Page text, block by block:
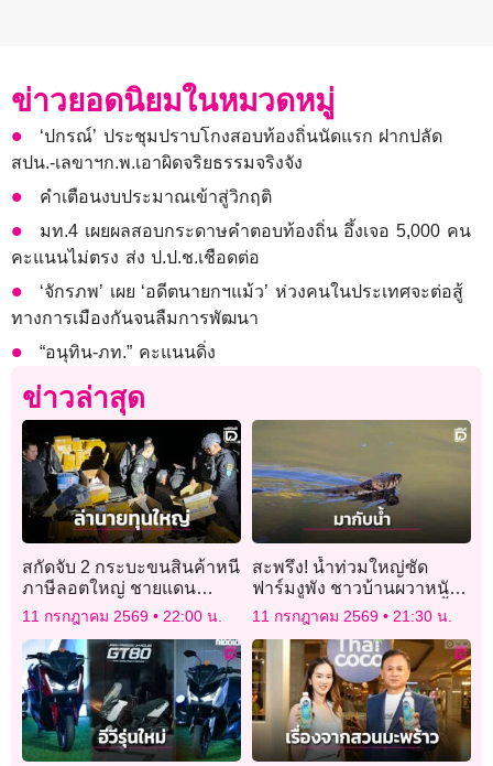
ข่าวยอดนิยมในหมวดหมู่
‘ปกรณ์’ ประชุมปราบโกงสอบท้องถิ่นนัดแรก ฝากปลัด
สปน.-เลขาฯก.พ.เอาผิดจริยธรรมจริงจัง
คำเตือนงบประมาณเข้าสู่วิกฤติ
มท.4 เผยผลสอบกระดาษคำตอบท้องถิ่น อึ้งเจอ 5,000 คน
คะแนนไม่ตรง ส่ง ป.ป.ช.เชือดต่อ
‘จักรภพ’ เผย ‘อดีตนายกฯแม้ว’ ห่วงคนในประเทศจะต่อสู้
ทางการเมืองกันจนลืมการพัฒนา
“อนุทิน-ภท.” คะแนนดิ่ง
ข่าวล่าสุด
สกัดจับ 2 กระบะขนสินค้าหนี
ภาษีลอตใหญ่ ชายแดน
สระแก้ว รวบ 3 ผู้ต้องหา ล่า
นายทุนใหญ่
11 กรกฎาคม 2569 22:00 น.
สะพรึง! น้ำท่วมใหญ่ซัด
ฟาร์มงูพัง ชาวบ้านผวาหนัก
หลังพบงูชูคอสลอนกลางน้ำ
11 กรกฎาคม 2569 21:30 น.